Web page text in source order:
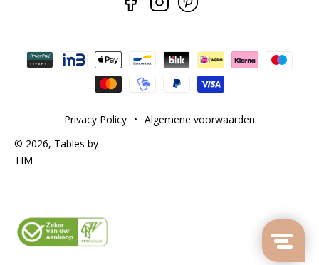
© 2026, Tables by
TIM
Privacy Policy • Algemene voorwaarden